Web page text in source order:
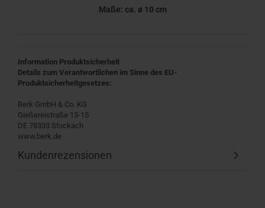
Maße: ca. ø 10 cm
Information Produktsicherheit
Details zum Verantwortlichen im Sinne des EU-
Produktsicherheitgesetzes:
Berk GmbH & Co. KG
Gießereistraße 13-15
DE 78333 Stockach
www.berk.de
Kundenrezensionen